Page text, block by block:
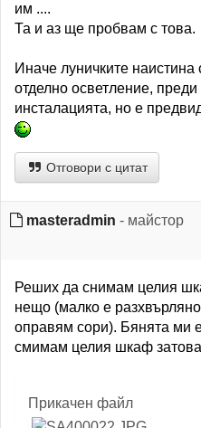
им ....
Та и аз ще пробвам с това.
Иначе луничките
отделно осветление,
инсталацията, но е
Отговори с цитат
masteradmin - майстор
Реших да снимам целия
нещо (малко е
оправям сори). Бянята ми
смимам целия шкаф
Прикачен файл